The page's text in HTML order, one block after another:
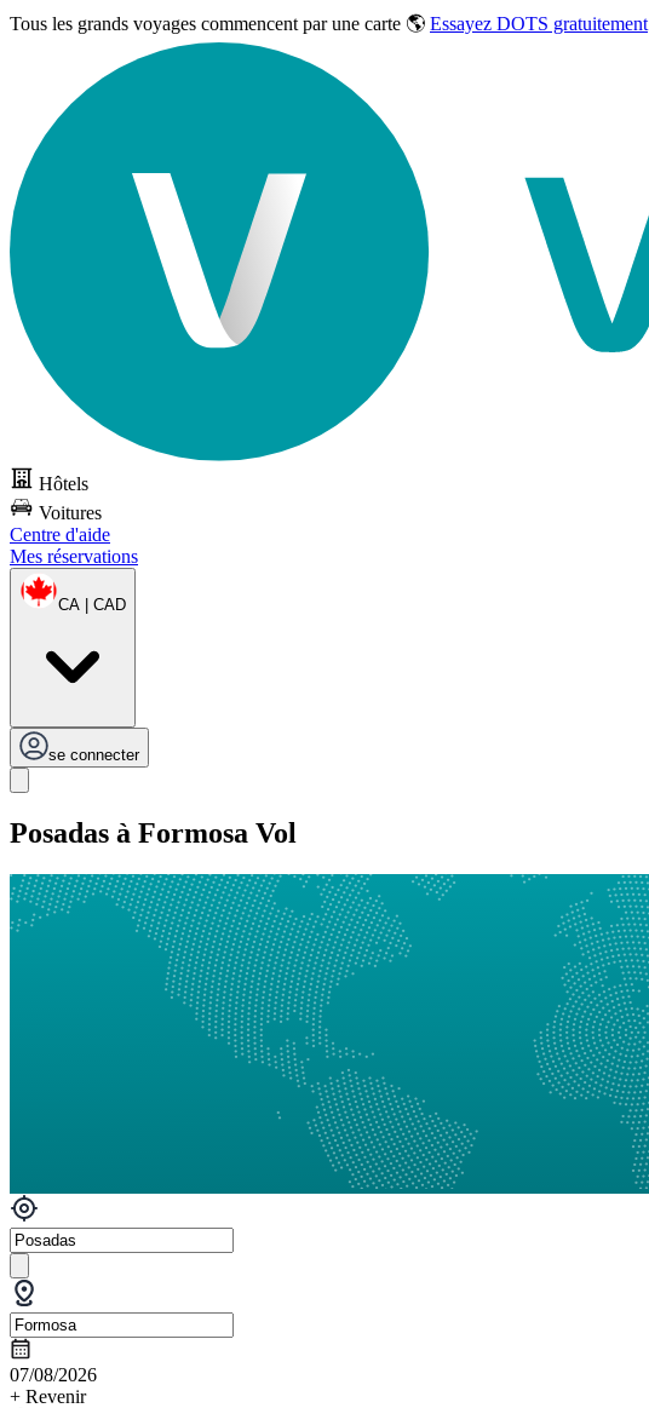
Tous les grands voyages commencent par une carte 🌎 Essayez DOTS gratuitement
Hôtels
Voitures
Centre d'aide
Mes réservations
CA | CAD
se connecter
Posadas à Formosa Vol
07/08/2026
+ Revenir